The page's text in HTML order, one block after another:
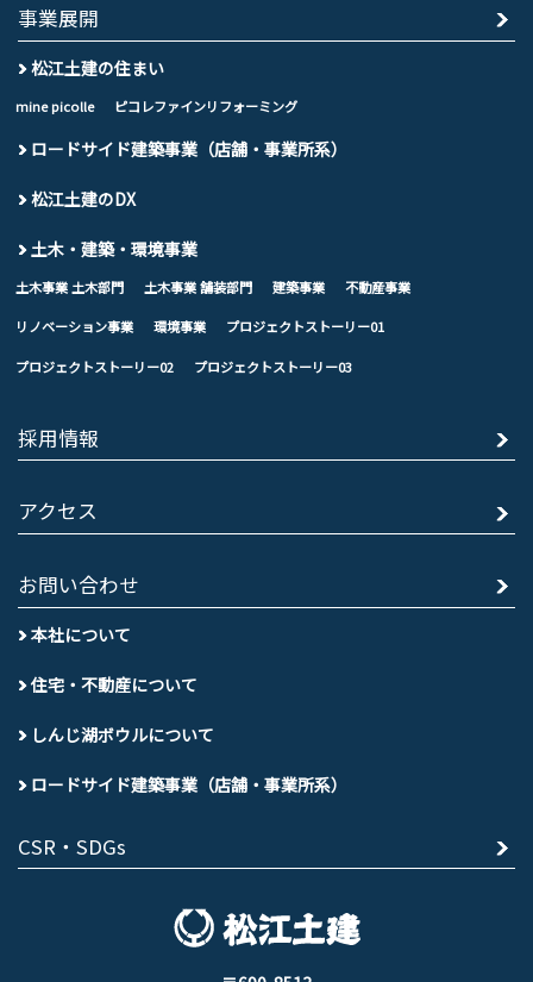
事業展開
松江土建の住まい
mine picolle ピコレファインリフォーミング
ロードサイド建築事業（店舗・事業所系）
松江土建のDX
土木・建築・環境事業
土木事業 土木部門 土木事業 舗装部門 建築事業 不動産事業
リノベーション事業 環境事業 プロジェクトストーリー01
プロジェクトストーリー02 プロジェクトストーリー03
採用情報
アクセス
お問い合わせ
本社について
住宅・不動産について
しんじ湖ボウルについて
ロードサイド建築事業（店舗・事業所系）
CSR・SDGs